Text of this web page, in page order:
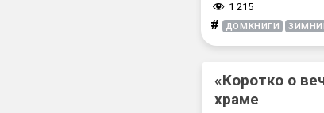
1 215
# ДОМКНИГИ
«Коротко о
храме